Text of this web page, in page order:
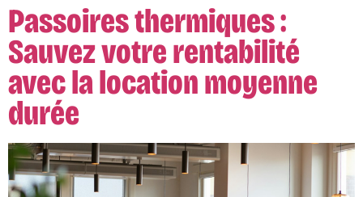
Passoires thermiques :
Sauvez votre rentabilité
avec la location moyenne
durée